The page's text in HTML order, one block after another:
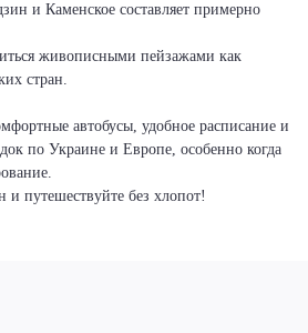
и Каменское составляет примерно
живописными пейзажами как
стран.
автобусы, удобное расписание и
по Украине и Европе, особенно когда
и путешествуйте без хлопот!